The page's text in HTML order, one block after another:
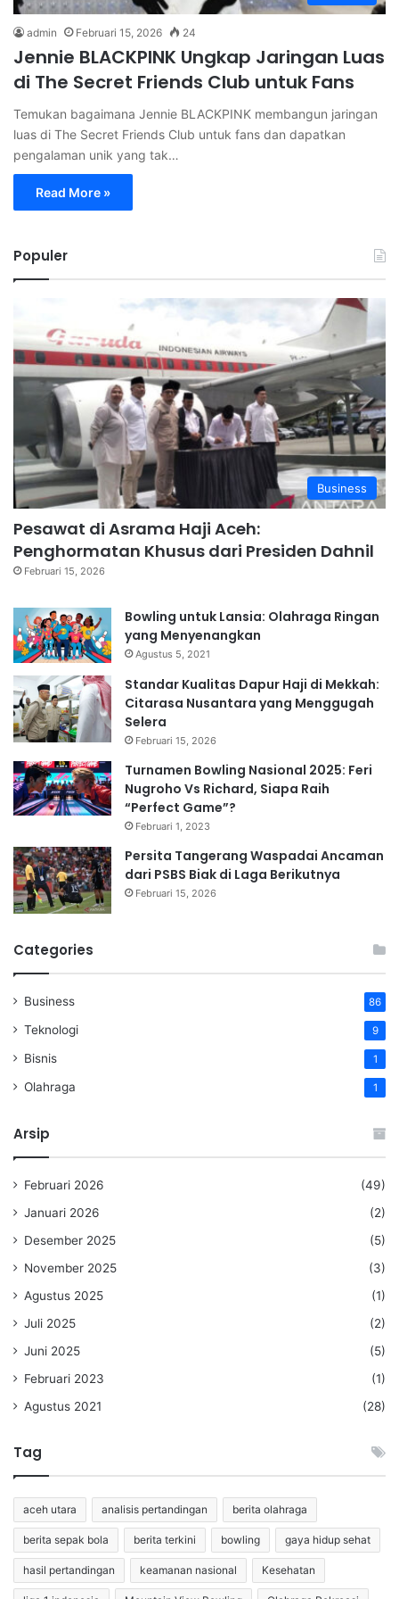
admin Februari 15, 2026 24
Jennie BLACKPINK Ungkap Jaringan Luas
di The Secret Friends Club untuk Fans
Temukan bagaimana Jennie BLACKPINK membangun jaringan
luas di The Secret Friends Club untuk fans dan dapatkan
pengalaman unik yang tak…
Read More »
Populer
Business
Pesawat di Asrama Haji Aceh:
Penghormatan Khusus dari Presiden Dahnil
Februari 15, 2026
Bowling untuk Lansia: Olahraga Ringan
yang Menyenangkan
Agustus 5, 2021
Standar Kualitas Dapur Haji di Mekkah:
Citarasa Nusantara yang Menggugah
Selera
Februari 15, 2026
Turnamen Bowling Nasional 2025: Feri
Nugroho Vs Richard, Siapa Raih
“Perfect Game”?
Februari 1, 2023
Persita Tangerang Waspadai Ancaman
dari PSBS Biak di Laga Berikutnya
Februari 15, 2026
Categories
Business 86
Teknologi 9
Bisnis 1
Olahraga 1
Arsip
Februari 2026
(49)
Januari 2026
(2)
Desember 2025
(5)
November 2025
(3)
Agustus 2025
(1)
Juli 2025
(2)
Juni 2025
(5)
Februari 2023
(1)
Agustus 2021
(28)
Tag
aceh utara analisis pertandingan berita olahraga
berita sepak bola berita terkini bowling gaya hidup sehat
hasil pertandingan keamanan nasional Kesehatan